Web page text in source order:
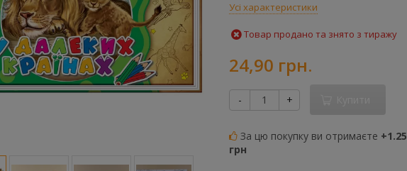
Усі характеристики
Товар продано та знято з тиражу
24,90 грн.
- +
За цю покупку ви отримаєте +1.25
грн